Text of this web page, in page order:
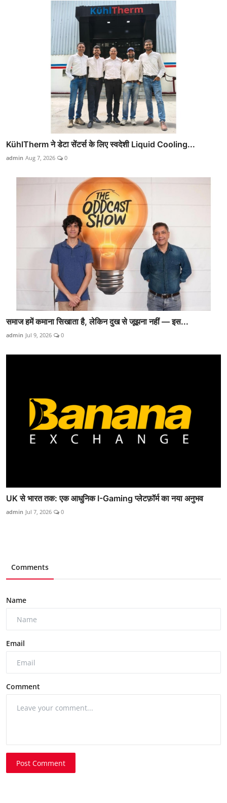
KühlTherm ने डेटा सेंटर्स के लिए स्वदेशी Liquid Cooling...
admin Aug 7, 2026 0
समाज हमें कमाना सिखाता है, लेकिन दुख से जूझना नहीं — इस...
admin Jul 9, 2026 0
UK से भारत तक: एक आधुनिक I-Gaming प्लेटफ़ॉर्म का नया अनुभव
admin Jul 7, 2026 0
Comments
Name
Email
Comment
Post Comment